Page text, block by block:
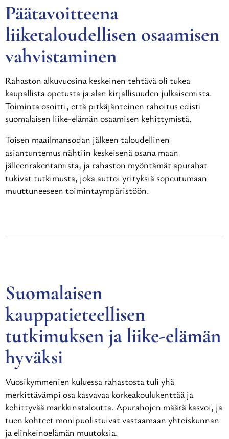
Päätavoitteena
liiketaloudellisen osaamisen
vahvistaminen
Rahaston alkuvuosina keskeinen tehtävä oli tukea
kaupallista opetusta ja alan kirjallisuuden julkaisemista.
Toiminta osoitti, että pitkäjänteinen rahoitus edisti
suomalaisen liike-elämän osaamisen kehittymistä.
Toisen maailmansodan jälkeen taloudellinen
asiantuntemus nähtiin keskeisenä osana maan
jälleenrakentamista, ja rahaston myöntämät apurahat
tukivat tutkimusta, joka auttoi yrityksiä sopeutumaan
muuttuneeseen toimintaympäristöön.
Suomalaisen
kauppatieteellisen
tutkimuksen ja liike-elämän
hyväksi
Vuosikymmenien kuluessa rahastosta tuli yhä
merkittävämpi osa kasvavaa korkeakoulukenttää ja
kehittyvää markkinataloutta. Apurahojen määrä kasvoi, ja
tuen kohteet monipuolistuivat vastaamaan yhteiskunnan
ja elinkeinoelämän muutoksia.